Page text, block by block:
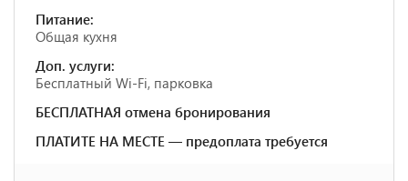
Питание:
Общая кухня
Доп. услуги:
Бесплатный Wi-Fi, парковка
БЕСПЛАТНАЯ отмена бронирования
ПЛАТИТЕ НА МЕСТЕ — предоплата требуется